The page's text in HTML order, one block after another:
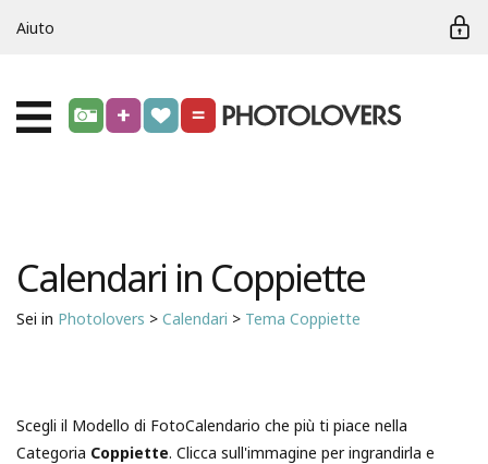
Aiuto
Calendari in Coppiette
Sei in Photolovers > Calendari > Tema Coppiette
Scegli il Modello di FotoCalendario che più ti piace nella
Categoria Coppiette. Clicca sull'immagine per ingrandirla e